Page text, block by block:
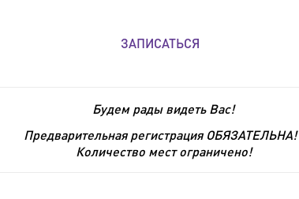
ЗАПИСАТЬСЯ
Будем рады видеть Вас!
Предварительная регистрация ОБЯЗАТЕЛЬНА!
Количество мест ограничено!